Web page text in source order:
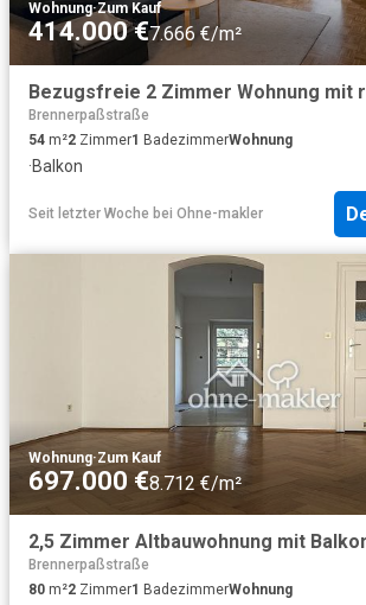
Wohnung·Zum Kauf
414.000 €7.666 €/m²
Brennerpaßstraße
54 m²2 Zimmer1 BadezimmerWohnung
·Balkon
Seit letzter Woche bei Ohne-makler
Wohnung·Zum Kauf
697.000 €8.712 €/m²
Brennerpaßstraße
80 m²2 Zimmer1 BadezimmerWohnung